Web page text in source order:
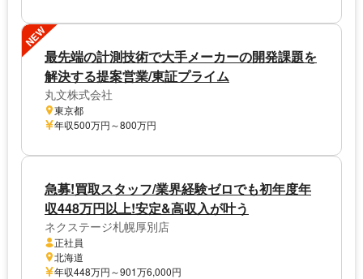
NEW
最先端の計測技術で大手メーカーの開発課題を
解決する提案営業/東証プライム
丸文株式会社
東京都
年収500万円～800万円
急募!買取スタッフ/業界経験ゼロでも初年度年
収448万円以上!安定&高収入が叶う
ネクステージ札幌厚別店
正社員
北海道
年収448万円～901万6,000円